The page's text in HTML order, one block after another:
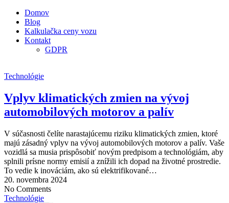
Domov
Blog
Kalkulačka ceny vozu
Kontakt
GDPR
Technológie
Vplyv klimatických zmien na vývoj
automobilových motorov a palív
V súčasnosti čelíte narastajúcemu riziku klimatických zmien, ktoré
majú zásadný vplyv na vývoj automobilových motorov a palív. Vaše
vozidlá sa musia prispôsobiť novým predpisom a technológiám, aby
splnili prísne normy emisií a znížili ich dopad na životné prostredie.
To vedie k inováciám, ako sú elektrifikované…
20. novembra 2024
No Comments
Technológie